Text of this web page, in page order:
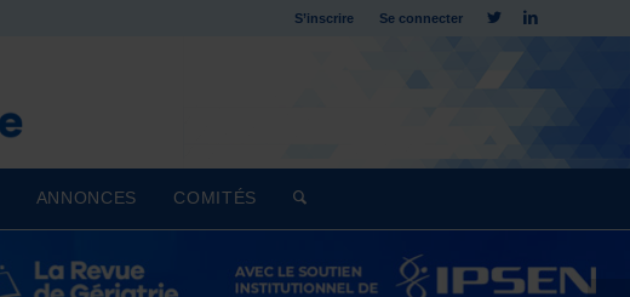
S’inscrire Se connecter
ANNONCES COMITÉS